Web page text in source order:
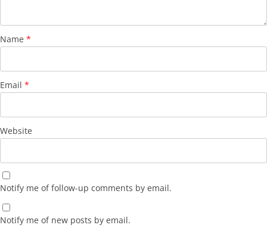
Name *
Email *
Website
Notify me of follow-up comments by email.
Notify me of new posts by email.